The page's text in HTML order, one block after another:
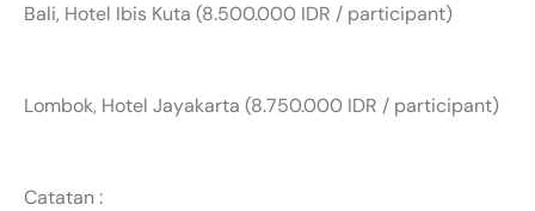
Bali, Hotel Ibis Kuta (8.500.000 IDR / participant)
Lombok, Hotel Jayakarta (8.750.000 IDR / participant)
Catatan :